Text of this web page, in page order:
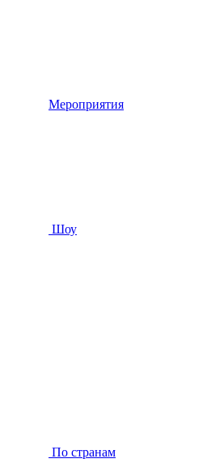
Мероприятия
Шоу
По странам